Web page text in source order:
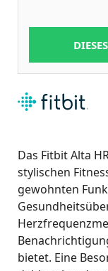
Das Fitbit Alta
stylischen
gewohnten
bietet. Eine